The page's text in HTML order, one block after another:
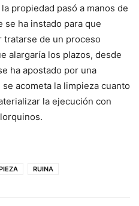
propiedad pasó a manos de
se ha instado para que
tratarse de un proceso
alargaría los plazos, desde
ha apostado por una
acometa la limpieza cuanto
la ejecución con
RUINA